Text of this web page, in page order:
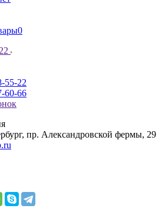
0
55-22
60-66
пр. Александровской фермы, 29